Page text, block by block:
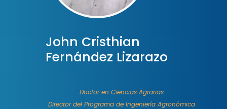
John Cristhian
Fernández Lizarazo
Doctor en Ciencias Agrarias
Director del Programa de Ingeniería Agronómica